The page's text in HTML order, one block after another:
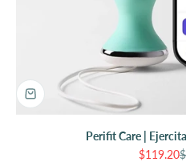
Perifit Care |
Precio
$119.20